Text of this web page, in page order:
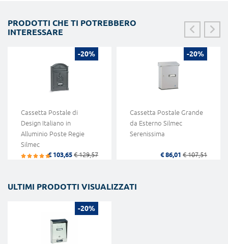
PRODOTTI CHE TI POTREBBERO
INTERESSARE
-20%
Cassetta Postale di
Design Italiano in
Alluminio Poste Regie
Silmec
€ 103,65 € 129,57
-20%
Cassetta Postale Grande
da Esterno Silmec
Serenissima
€ 86,01 € 107,51
ULTIMI PRODOTTI VISUALIZZATI
-20%